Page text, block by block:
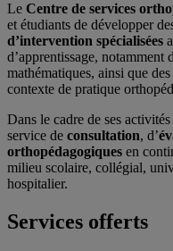
Le Centre de services
et étudiants de développer
d’intervention spécialisées
d’apprentissage, notamment
mathématiques, ainsi que
contexte de pratique
Dans le cadre de ses
service de consultation, d’
orthopédagogiques en
milieu scolaire, collégial,
hospitalier.
Services offerts